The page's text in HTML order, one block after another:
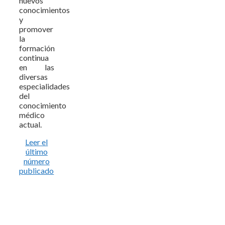
conocimientos
y
promover
la
formación
continua
en las
diversas
especialidades
del
conocimiento
médico
actual.
Leer el
último
número
publicado